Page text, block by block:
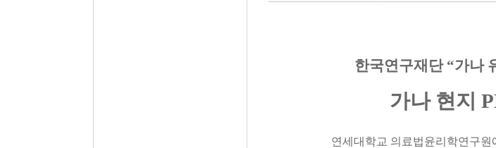
한국연구재단 “가나
가나 현지
연세대학교 의료법윤리학연구원